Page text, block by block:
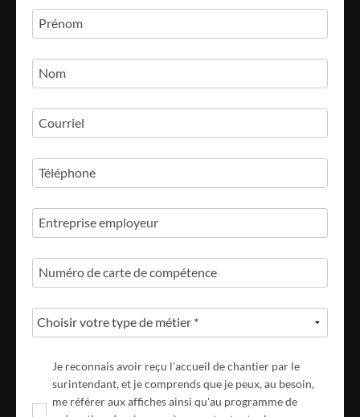
Prénom
Nom
Courriel
Téléphone
Entreprise employeur
Numéro de carte de compétence
Je reconnais avoir reçu l'accueil de chantier par le
surintendant, et je comprends que je peux, au besoin,
me référer aux affiches ainsi qu'au programme de